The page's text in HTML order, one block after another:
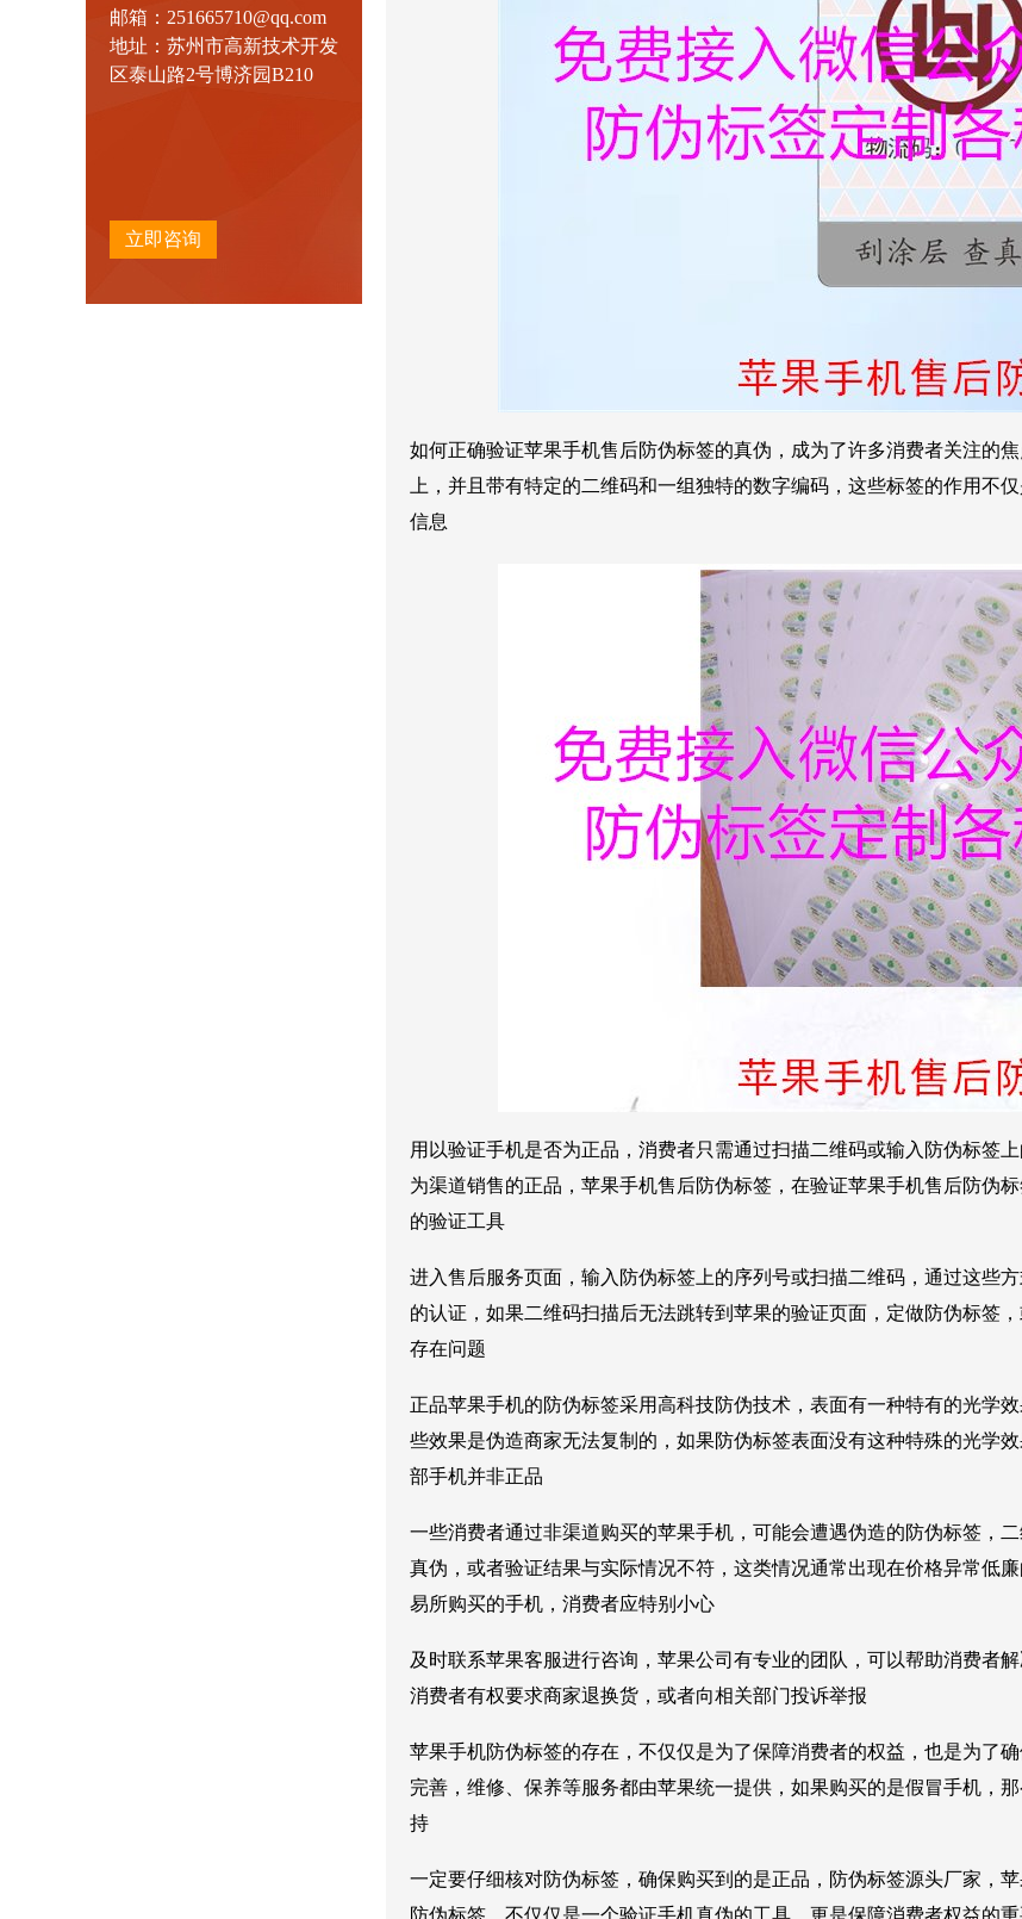
邮箱：251665710@qq.com
地址：苏州市高新技术开发
区泰山路2号博济园B210
立即咨询
如何正确验证苹果手机售后防伪标签的真伪，成为了许多消费者关注的
上，并且带有特定的二维码和一组独特的数字编码，这些标签的作用不
信息
用以验证手机是否为正品，消费者只需通过扫描二维码或输入防伪标签
为渠道销售的正品，苹果手机售后防伪标签，在验证苹果手机售后防伪
的验证工具
进入售后服务页面，输入防伪标签上的序列号或扫描二维码，通过这些
的认证，如果二维码扫描后无法跳转到苹果的验证页面，定做防伪标签
存在问题
正品苹果手机的防伪标签采用高科技防伪技术，表面有一种特有的光学
些效果是伪造商家无法复制的，如果防伪标签表面没有这种特殊的光学
部手机并非正品
一些消费者通过非渠道购买的苹果手机，可能会遭遇伪造的防伪标签，
真伪，或者验证结果与实际情况不符，这类情况通常出现在价格异常低
易所购买的手机，消费者应特别小心
及时联系苹果客服进行咨询，苹果公司有专业的团队，可以帮助消费者
消费者有权要求商家退换货，或者向相关部门投诉举报
苹果手机防伪标签的存在，不仅仅是为了保障消费者的权益，也是为了
完善，维修、保养等服务都由苹果统一提供，如果购买的是假冒手机，
持
一定要仔细核对防伪标签，确保购买到的是正品，防伪标签源头厂家，
防伪标签，不仅仅是一个验证手机真伪的工具，更是保障消费者权益的